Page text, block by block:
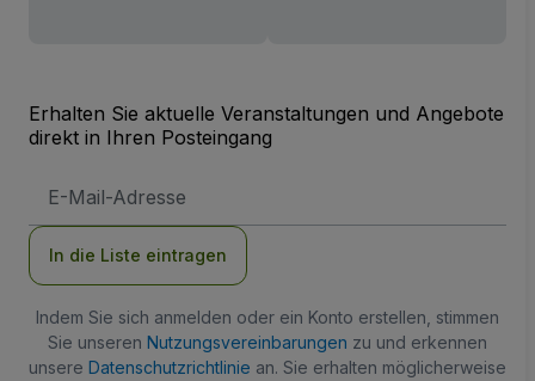
Erhalten Sie aktuelle Veranstaltungen und Angebote
direkt in Ihren Posteingang
Mail-
In die Liste eintragen
Indem Sie sich anmelden oder ein Konto erstellen, stimmen
Sie unseren Nutzungsvereinbarungen zu und erkennen
unsere Datenschutzrichtlinie an. Sie erhalten möglicherweise